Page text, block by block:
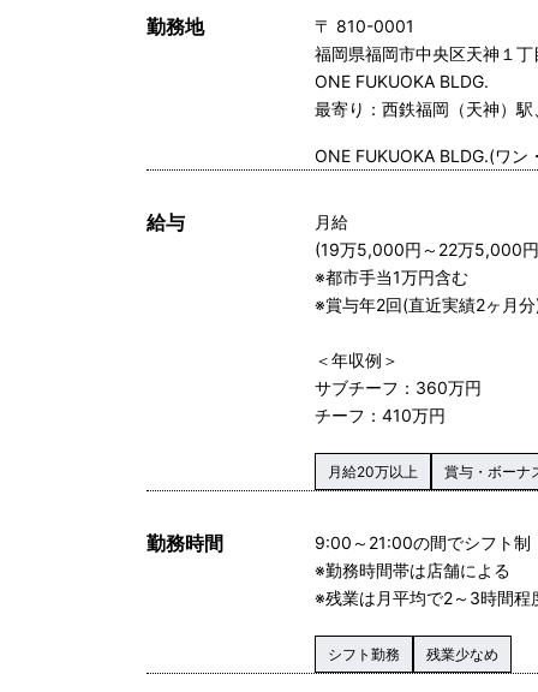
勤務地
〒 810-0001
福岡県福岡市中央区天神１
ONE FUKUOKA BLDG.
最寄り：西鉄福岡（天神）駅
ONE FUKUOKA BLDG.(ワ
給与
月給
(19万5,000円～22万5,000
※都市手当1万円含む
※賞与年2回(直近実績2ヶ月
＜年収例＞
サブチーフ：360万円
チーフ：410万円
月給20万以上 賞与・ボーナ
勤務時間
9:00～21:00の間でシフト制
※勤務時間帯は店舗による
※残業は月平均で2～3時間程
シフト勤務 残業少なめ